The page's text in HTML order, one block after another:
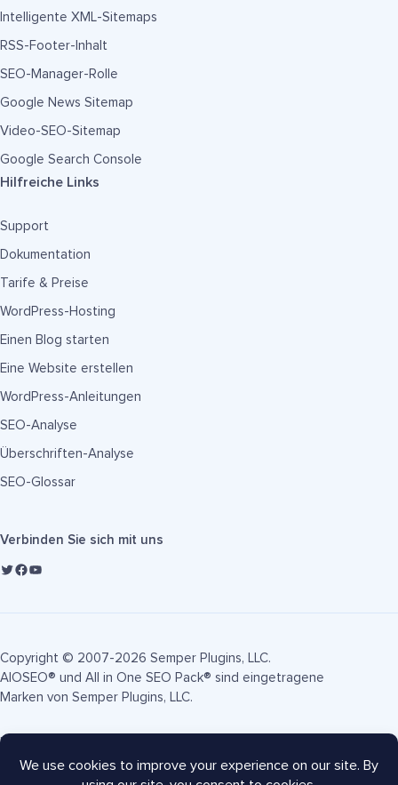
Intelligente XML-Sitemaps
RSS-Footer-Inhalt
SEO-Manager-Rolle
Google News Sitemap
Video-SEO-Sitemap
Google Search Console
Hilfreiche Links
Support
Dokumentation
Tarife & Preise
WordPress-Hosting
Einen Blog starten
Eine Website erstellen
WordPress-Anleitungen
SEO-Analyse
Überschriften-Analyse
SEO-Glossar
Verbinden Sie sich mit uns
Copyright © 2007-2026 Semper Plugins, LLC.
AIOSEO® und All in One SEO Pack® sind eingetragene
Marken von Semper Plugins, LLC.
Nutzungsbedingungen
FTC-Offenlegung
Seitenverzeichnis AIOSEO Gutschein